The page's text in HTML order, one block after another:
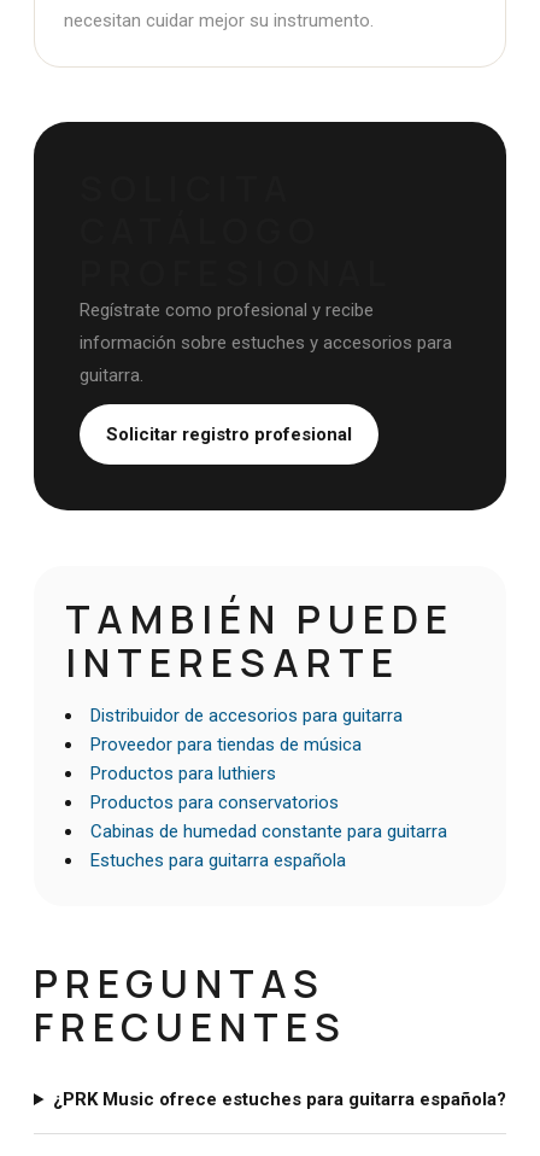
necesitan cuidar mejor su instrumento.
Regístrate como profesional y recibe
información sobre estuches y accesorios para
guitarra.
Solicitar registro profesional
TAMBIÉN PUEDE
INTERESARTE
Distribuidor de accesorios para guitarra
Proveedor para tiendas de música
Productos para luthiers
Productos para conservatorios
Cabinas de humedad constante para guitarra
Estuches para guitarra española
PREGUNTAS
FRECUENTES
¿PRK Music ofrece estuches para guitarra española?